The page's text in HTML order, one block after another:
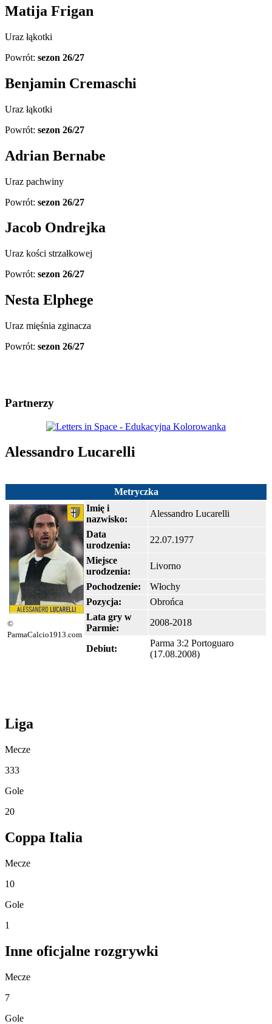
Matija Frigan
Uraz łąkotki
Powrót: sezon 26/27
Benjamin Cremaschi
Uraz łąkotki
Powrót: sezon 26/27
Adrian Bernabe
Uraz pachwiny
Powrót: sezon 26/27
Jacob Ondrejka
Uraz kości strzałkowej
Powrót: sezon 26/27
Nesta Elphege
Uraz mięśnia zginacza
Powrót: sezon 26/27
Partnerzy
Alessandro Lucarelli
Metryczka
©
ParmaCalcio1913.com
Imię i
nazwisko:
Alessandro Lucarelli
Data
urodzenia:
22.07.1977
Miejsce
urodzenia:
Livorno
Pochodzenie:
Włochy
Pozycja:
Obrońca
Lata gry w
Parmie:
2008-2018
Debiut:
Parma 3:2 Portoguaro
(17.08.2008)
Liga
Mecze
333
Gole
20
Coppa Italia
Mecze
10
Gole
1
Inne oficjalne rozgrywki
Mecze
7
Gole